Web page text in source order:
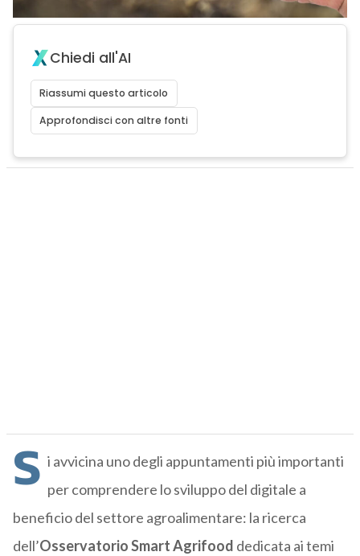
Chiedi all'AI
Riassumi questo articolo
Approfondisci con altre fonti
S i avvicina uno degli appuntamenti più importanti
per comprendere lo sviluppo del digitale a
beneficio del settore agroalimentare: la ricerca
dell’Osservatorio Smart Agrifood dedicata ai temi